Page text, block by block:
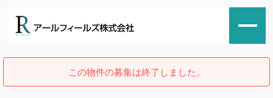
この物件の募集は終了しました。